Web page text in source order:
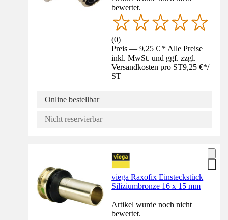
bewertet.
(0)
Preis — 9,25 € * Alle Preise
inkl. MwSt. und ggf. zzgl.
Versandkosten pro ST9,25 €*/
ST
Online bestellbar
Nicht reservierbar
viega Raxofix Einsteckstück
Siliziumbronze 16 x 15 mm
Artikel wurde noch nicht
bewertet.